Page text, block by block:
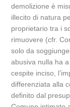
demolizione è
illecito di natura
proprietario tra i
rimuovere (cfr.
solo da
abusiva nulla ha
cespite inciso,
differenziata alla
definito dal